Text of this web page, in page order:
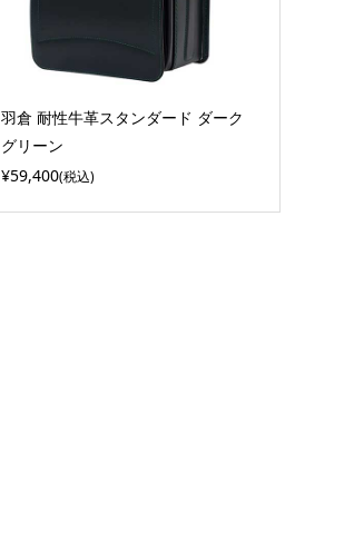
羽倉 耐性牛革スタンダード ダーク
グリーン
¥59,400(税込)